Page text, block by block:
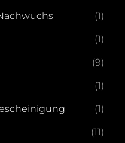
(1)
(1)
(9)
(1)
(1)
(11)